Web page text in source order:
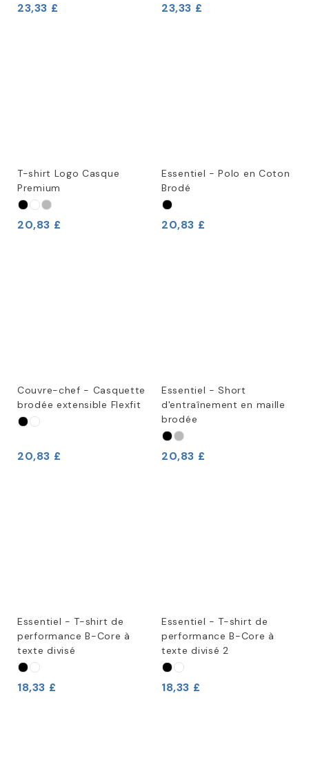
23,33 £ 23,33 £
T-shirt Logo Casque
Premium
20,83 £
Essentiel - Polo en Coton
Brodé
20,83 £
Couvre-chef - Casquette
brodée extensible Flexfit
20,83 £
Essentiel - Short
d'entraînement en maille
brodée
20,83 £
Essentiel - T-shirt de
performance B-Core à
texte divisé
18,33 £
Essentiel - T-shirt de
performance B-Core à
texte divisé 2
18,33 £